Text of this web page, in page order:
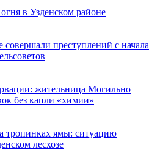
в Узденском районе
совершали преступлений с начала
жительница Могильно
без капли «химии»
тропинках ямы: ситуацию
лесхозе